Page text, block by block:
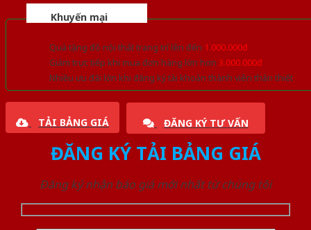
Khuyến mại
Quà tặng đồ nội thất trang trí lên đến 1.000.000đ
Giảm trực tiếp khi mua đơn hàng lớn hơn 3.000.000đ
Nhiều ưu đãi lớn khi đăng ký tài khoản thành viên thân thiết
TẢI BẢNG GIÁ ĐĂNG KÝ TƯ VẤN
ĐĂNG KÝ TẢI BẢNG GIÁ
Đăng ký nhận báo giá mới nhất từ chúng tôi